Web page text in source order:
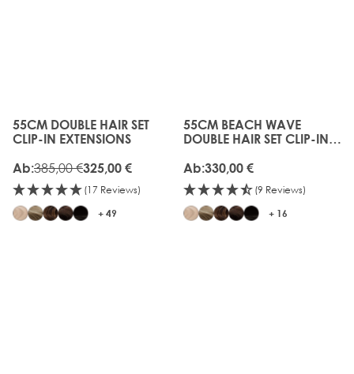
55CM DOUBLE HAIR SET
CLIP-IN EXTENSIONS
Ab:385,00 €325,00 €
(17 Reviews)
+ 49
The price depends on the options chosen on the
55CM BEACH WAVE
DOUBLE HAIR SET CLIP-IN
Ab:330,00 €
(9 Reviews)
+ 16
The price depends on the